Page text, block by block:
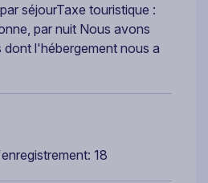
séjourTaxe touristique :
par nuit Nous avons
dont l'hébergement nous a
18